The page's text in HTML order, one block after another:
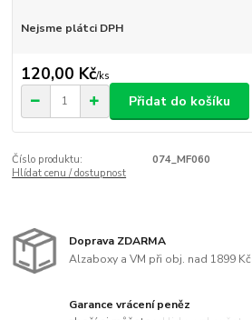
Nejsme plátci DPH
120,00 Kč/ks
Přidat do košíku
Číslo produktu:
074_MF060
Hlídat cenu / dostupnost
Doprava ZDARMA
Alzaboxy a VM při obj. nad 1899 Kč
Garance vrácení peněz